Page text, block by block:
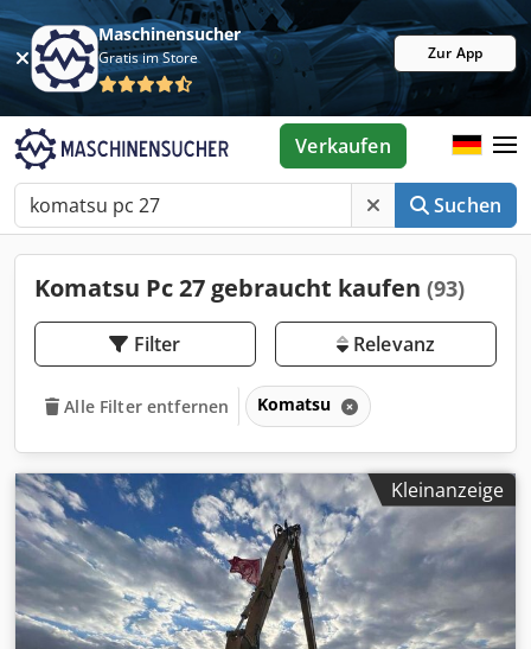
Maschinensucher
Gratis im Store Zur App
Suchen
Verkaufen
Komatsu Pc 27 gebraucht kaufen (93)
Filter Relevanz
Alle Filter entfernen Komatsu
Kleinanzeige